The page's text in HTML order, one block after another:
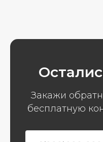
Закажи
бесплатную